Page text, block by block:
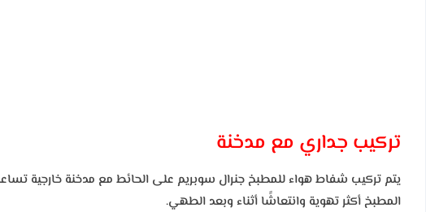
تركيب جداري مع مدخنة
يتم تركيب شفاط هواء للمطبخ جنرال سوبريم على الحائط مع مدخنة خارجية
المطبخ أكثر تهوية وانتعاشًا أثناء وبعد الطهي.